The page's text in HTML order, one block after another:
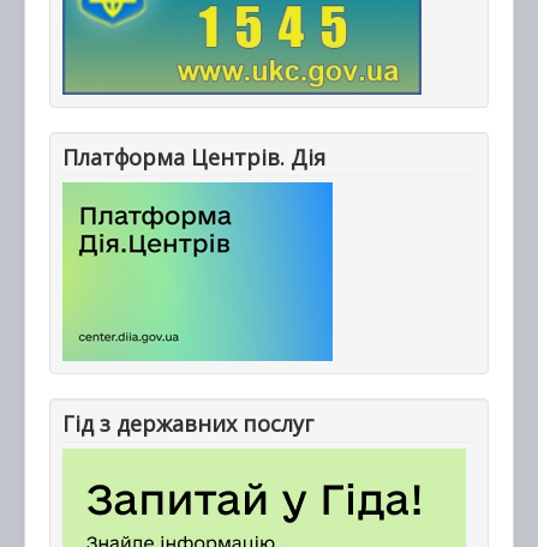
Платформа Центрів. Дія
Гід з державних послуг